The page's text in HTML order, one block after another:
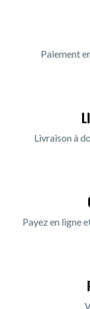
Paiement
Livraison à
Payez en ligne